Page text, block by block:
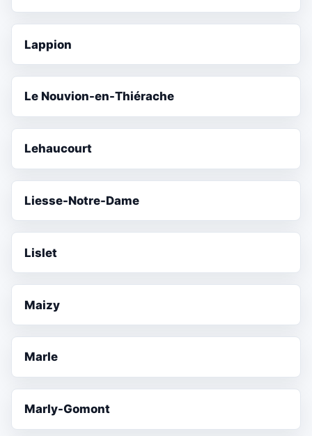
Lappion
Le Nouvion-en-Thiérache
Lehaucourt
Liesse-Notre-Dame
Lislet
Maizy
Marle
Marly-Gomont